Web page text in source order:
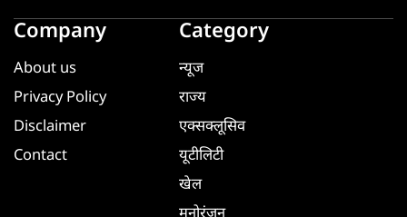
Company
About us
Privacy Policy
Disclaimer
Contact
Category
न्यूज
राज्य
एक्सक्लूसिव
यूटीलिटी
खेल